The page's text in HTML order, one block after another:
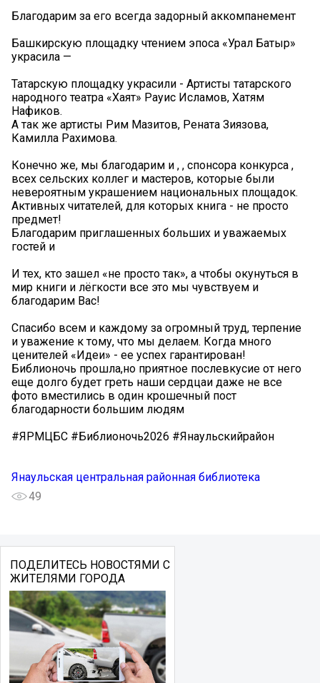
️Благодарим за его всегда задорный аккомпанемент
️Башкирскую площадку чтением эпоса «Урал Батыр»
украсила —
Татарскую площадку украсили - Артисты татарского
народного театра «Хаят» Рауис Исламов, Хатям
Нафиков.
️А так же артисты Рим Мазитов, Рената Зиязова,
Камилла Рахимова.
️Конечно же, мы благодарим и , , спонсора конкурса ,
всех сельских коллег и мастеров, которые были
невероятным украшением национальных площадок.
Активных читателей, для которых книга - не просто
предмет!
️Благодарим приглашенных больших и уважаемых
гостей и
И тех, кто зашел «не просто так», а чтобы окунуться в
мир книги и лёгкости️ все это мы чувствуем и
благодарим Вас!
Спасибо всем и каждому за огромный труд, терпение
и уважение к тому, что мы делаем. Когда много
ценителей «Идеи» - ее успех гарантирован!
Библионочь прошла,но приятное послевкусие от него
еще долго будет греть наши сердцаи даже не все
фото вместились в один крошечный пост
благодарности большим людям️
#ЯРМЦБС #Библионочь2026 #Янаульскийрайон
Янаульская центральная районная библиотека
49
ПОДЕЛИТЕСЬ НОВОСТЯМИ С
ЖИТЕЛЯМИ ГОРОДА